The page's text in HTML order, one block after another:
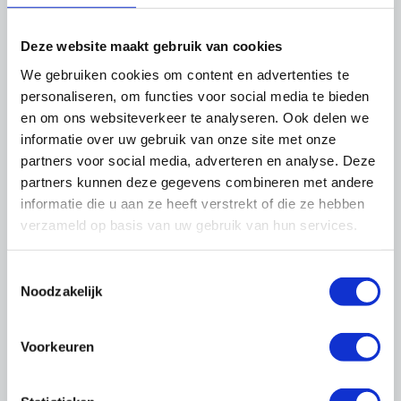
Deze website maakt gebruik van cookies
We gebruiken cookies om content en advertenties te
personaliseren, om functies voor social media te bieden
en om ons websiteverkeer te analyseren. Ook delen we
informatie over uw gebruik van onze site met onze
partners voor social media, adverteren en analyse. Deze
partners kunnen deze gegevens combineren met andere
informatie die u aan ze heeft verstrekt of die ze hebben
verzameld op basis van uw gebruik van hun services.
Noodzakelijk
Voorkeuren
Ziekte en arbeidsongeschiktheid
Naar thema Cao's
088 - 0188 155